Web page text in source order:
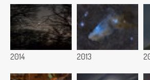
2014 2013